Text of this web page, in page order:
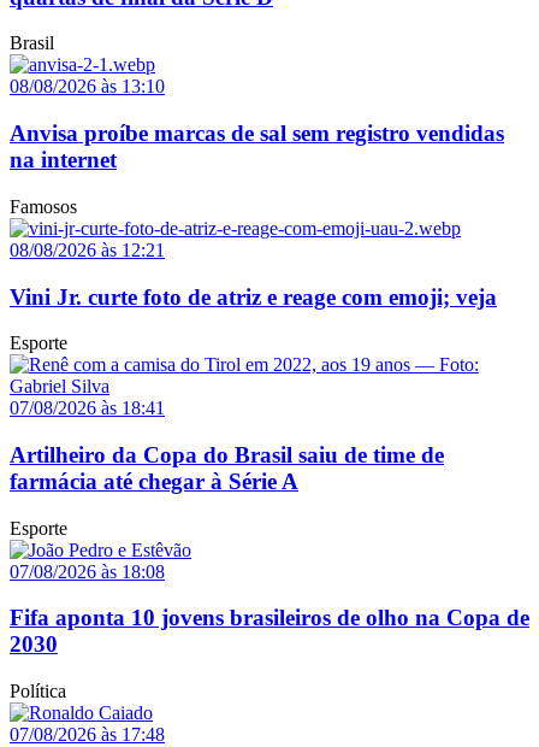
Brasil
08/08/2026 às 13:10
Anvisa proíbe marcas de sal sem registro vendidas
na internet
Famosos
08/08/2026 às 12:21
Vini Jr. curte foto de atriz e reage com emoji; veja
Esporte
07/08/2026 às 18:41
Artilheiro da Copa do Brasil saiu de time de
farmácia até chegar à Série A
Esporte
07/08/2026 às 18:08
Fifa aponta 10 jovens brasileiros de olho na Copa de
2030
Política
07/08/2026 às 17:48